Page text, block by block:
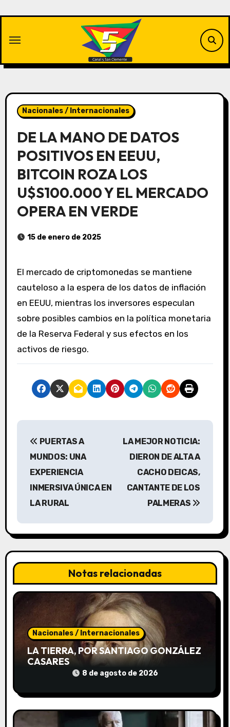
contenido
Nacionales / Internacionales
DE LA MANO DE DATOS
POSITIVOS EN EEUU,
BITCOIN ROZA LOS
U$S100.000 Y EL MERCADO
OPERA EN VERDE
15 de enero de 2025
El mercado de criptomonedas se mantiene
cauteloso a la espera de los datos de inflación
en EEUU, mientras los inversores especulan
sobre posibles cambios en la política monetaria
de la Reserva Federal y sus efectos en los
activos de riesgo.
N
a
c
i
ó
n
e
n
PUERTAS A
MUNDOS: UNA
EXPERIENCIA
INMERSIVA ÚNICA EN
LA RURAL
LA MEJOR NOTICIA:
DIERON DE ALTA A
CACHO DEICAS,
CANTANTE DE LOS
PALMERAS
Notas relacionadas
Nacionales / Internacionales
LA TIERRA, POR SANTIAGO GONZÁLEZ
CASARES
8 de agosto de 2026